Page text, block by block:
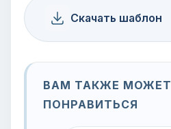
Скачать шаблон
ВАМ ТАКЖЕ МОЖЕТ
ПОНРАВИТЬСЯ